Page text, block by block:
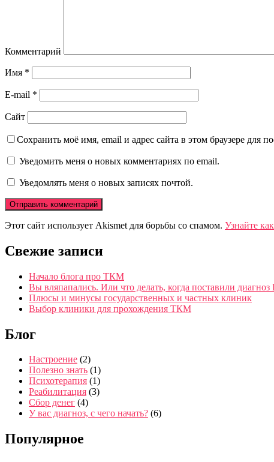
Комментарий
Имя *
E-mail *
Сайт
Сохранить моё имя, email и адрес сайта в этом браузере для
Уведомить меня о новых комментариях по email.
Уведомлять меня о новых записях почтой.
Этот сайт использует Akismet для борьбы со спамом. Узнайте
Свежие записи
Начало блога про ТКМ
Вы вляпапались. Или что делать, когда поставили
Плюсы и минусы государственных и частных клиник
Выбор клиники для прохождения ТКМ
Блог
Настроение (2)
Полезно знать (1)
Психотерапия (1)
Реабилитация (3)
Сбор денег (4)
У вас диагноз, с чего начать? (6)
Популярное